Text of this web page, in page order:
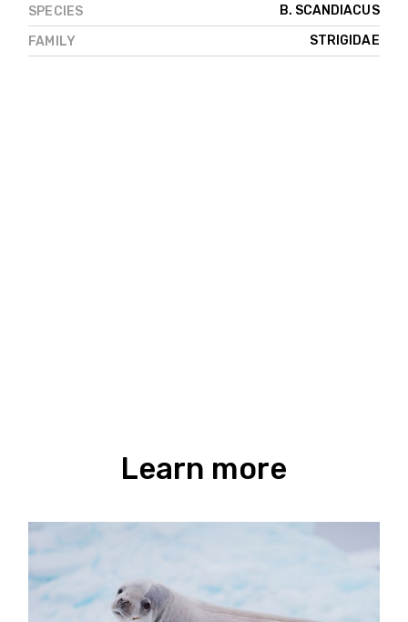
SPECIES
B. SCANDIACUS
FAMILY
STRIGIDAE
Learn more